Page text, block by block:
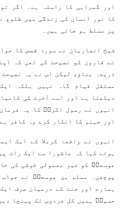
اور گمراہی کا راستہ ہے۔ اگر
کا نور انسان کی زندگی میں طلوع
پر مسلط ہو جاتی ہیں۔
شیخ انصاریان نے سورۂ قصص کا
نے قارون کو نصیحت کی تھی کہ
ذریعہ بناؤ، لیکن اس نے یہ
مستقل قیام گاہ نہیں بلکہ
دیکھتا ہے اور اسے آخرت کی
انہوں نے رسول اکرمؐ کا یہ
اور جہنم کا انکار کرے وہ کافر
انہوں نے واقعۂ کربلا کے ایک
ہوئے کہا کہ عاشورا سے ایک رات
عوسجہؑ کو غیر معمولی خوشی کی
پوچھی۔ مسلم بن عوسجہؑ نے
ہمارے اور جنت کے درمیان صرف
حسینؑ ہمیں کل فردوس تک پہنچا